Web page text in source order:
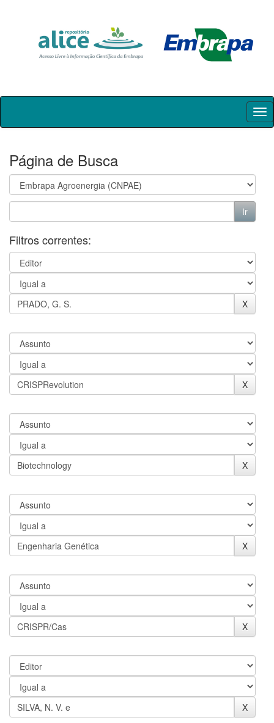
Skip
Página de Busca
Filtros correntes: